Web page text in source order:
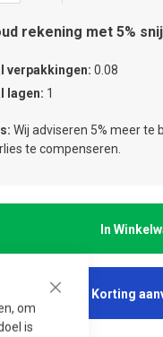
om
is
rekening met 5%
verpakkingen 0.08
lagen 1
Wij adviseren 5% meer te
te compenseren.
In
Korting